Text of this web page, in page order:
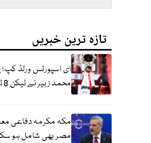
تازہ ترین خبریں
ای اسپورٹس ورلڈ
محمد زبیر نے ٹیکن 8 ٹائٹل اپنے نام لیا
مکہ مکرمہ دفاعی
مصر بھی شامل ہو